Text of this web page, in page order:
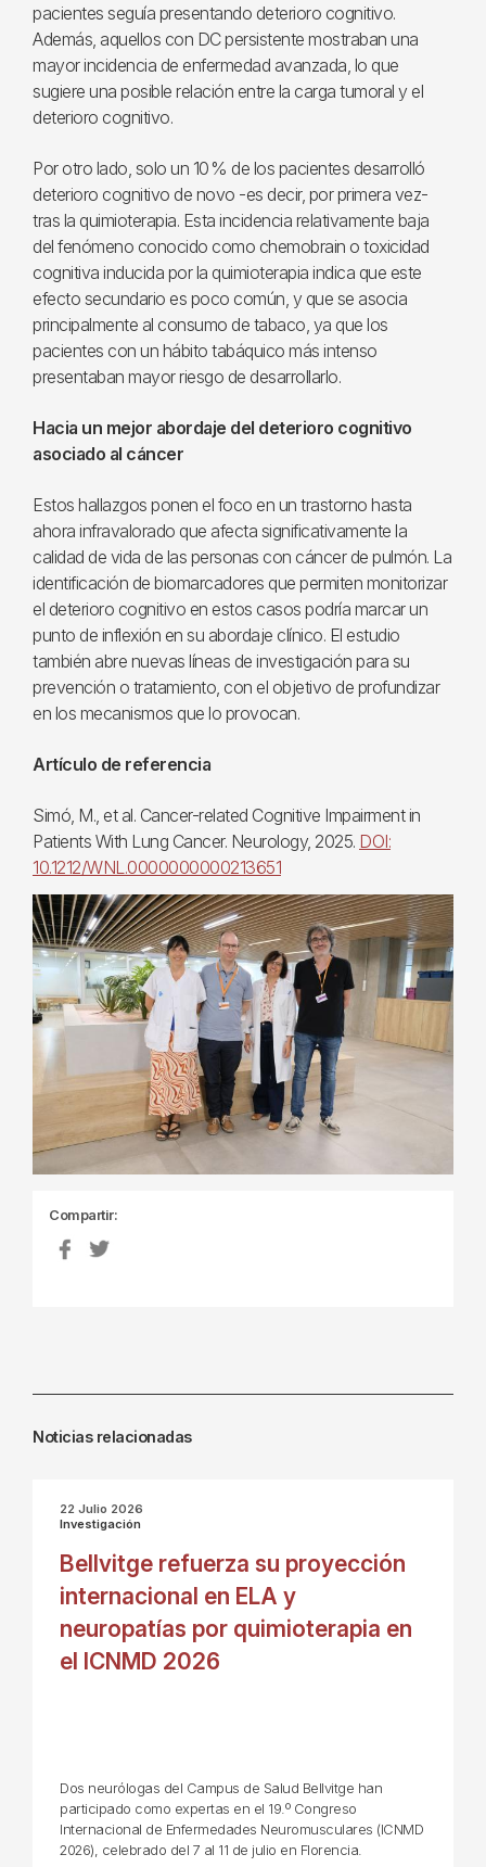
pacientes seguía presentando deterioro cognitivo.
Además, aquellos con DC persistente mostraban una
mayor incidencia de enfermedad avanzada, lo que
sugiere una posible relación entre la carga tumoral y el
deterioro cognitivo.
Por otro lado, solo un 10 % de los pacientes desarrolló
deterioro cognitivo de novo -es decir, por primera vez-
tras la quimioterapia. Esta incidencia relativamente baja
del fenómeno conocido como chemobrain o toxicidad
cognitiva inducida por la quimioterapia indica que este
efecto secundario es poco común, y que se asocia
principalmente al consumo de tabaco, ya que los
pacientes con un hábito tabáquico más intenso
presentaban mayor riesgo de desarrollarlo.
Hacia un mejor abordaje del deterioro cognitivo
asociado al cáncer
Estos hallazgos ponen el foco en un trastorno hasta
ahora infravalorado que afecta significativamente la
calidad de vida de las personas con cáncer de pulmón. La
identificación de biomarcadores que permiten monitorizar
el deterioro cognitivo en estos casos podría marcar un
punto de inflexión en su abordaje clínico. El estudio
también abre nuevas líneas de investigación para su
prevención o tratamiento, con el objetivo de profundizar
en los mecanismos que lo provocan.
Artículo de referencia
Simó, M., et al. Cancer-related Cognitive Impairment in
Patients With Lung Cancer. Neurology, 2025. DOI:
10.1212/WNL.0000000000213651
Compartir:
Noticias relacionadas
22 Julio 2026
Investigación
Bellvitge refuerza su proyección
internacional en ELA y
neuropatías por quimioterapia en
el ICNMD 2026
Dos neurólogas del Campus de Salud Bellvitge han
participado como expertas en el 19.º Congreso
Internacional de Enfermedades Neuromusculares (ICNMD
2026), celebrado del 7 al 11 de julio en Florencia.